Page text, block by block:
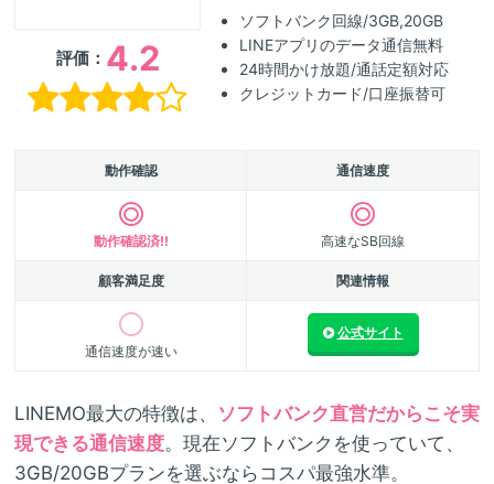
評価： 4.2
ソフトバンク回線/3GB,20GB
LINEアプリのデータ通信無料
24時間かけ放題/通話定額対応
クレジットカード/口座振替可
動作確認 通信速度
動作確認済!! 高速なSB回線
顧客満足度 関連情報
通信速度が速い
公式サイト
LINEMO最大の特徴は、 ソフトバンク直営だからこそ実
現できる通信速度。現在ソフトバンクを使っていて、
3GB/20GBプランを選ぶならコスパ最強水準。